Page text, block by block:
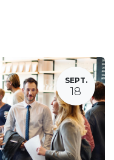
SEPT.
18